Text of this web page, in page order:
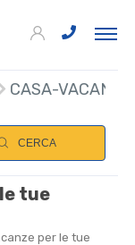
CASA-VACANZE
CERCA
tue
per le tue